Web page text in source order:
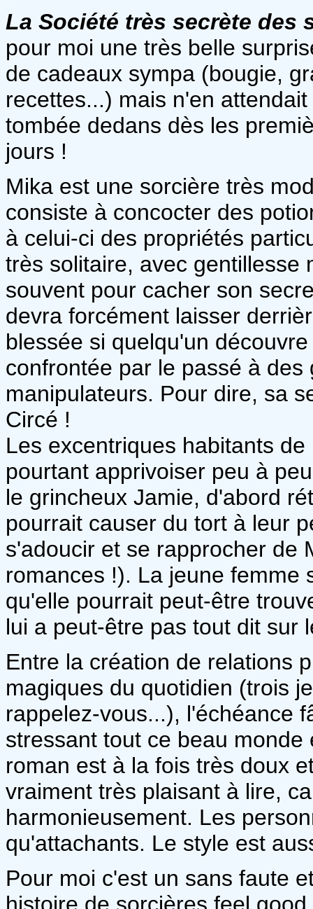
La Société très secrète des
pour moi une très belle
de cadeaux sympa (bougie,
recettes...) mais n'en
tombée dedans dès les
jours !
Mika est une sorcière très
consiste à concocter des
à celui-ci des propriétés
très solitaire, avec gentillesse
souvent pour cacher son
devra forcément laisser
blessée si quelqu'un
confrontée par le passé à
manipulateurs. Pour dire, sa
Circé !
Les excentriques habitants
pourtant apprivoiser peu à
le grincheux Jamie, d'abord
pourrait causer du tort à leur
s'adoucir et se rapprocher de
romances !). La jeune femme
qu'elle pourrait peut-être
lui a peut-être pas tout dit sur
Entre la création de relations
magiques du quotidien (trois
rappelez-vous...), l'échéance
stressant tout ce beau
roman est à la fois très doux
vraiment très plaisant à lire,
harmonieusement. Les
qu'attachants. Le style est
Pour moi c'est un sans faute